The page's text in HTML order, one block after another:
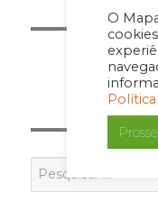
O
Posts
PÁGINA1
por: